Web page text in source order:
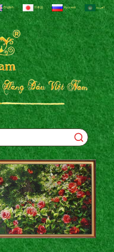
English 日本語 Русский العربية